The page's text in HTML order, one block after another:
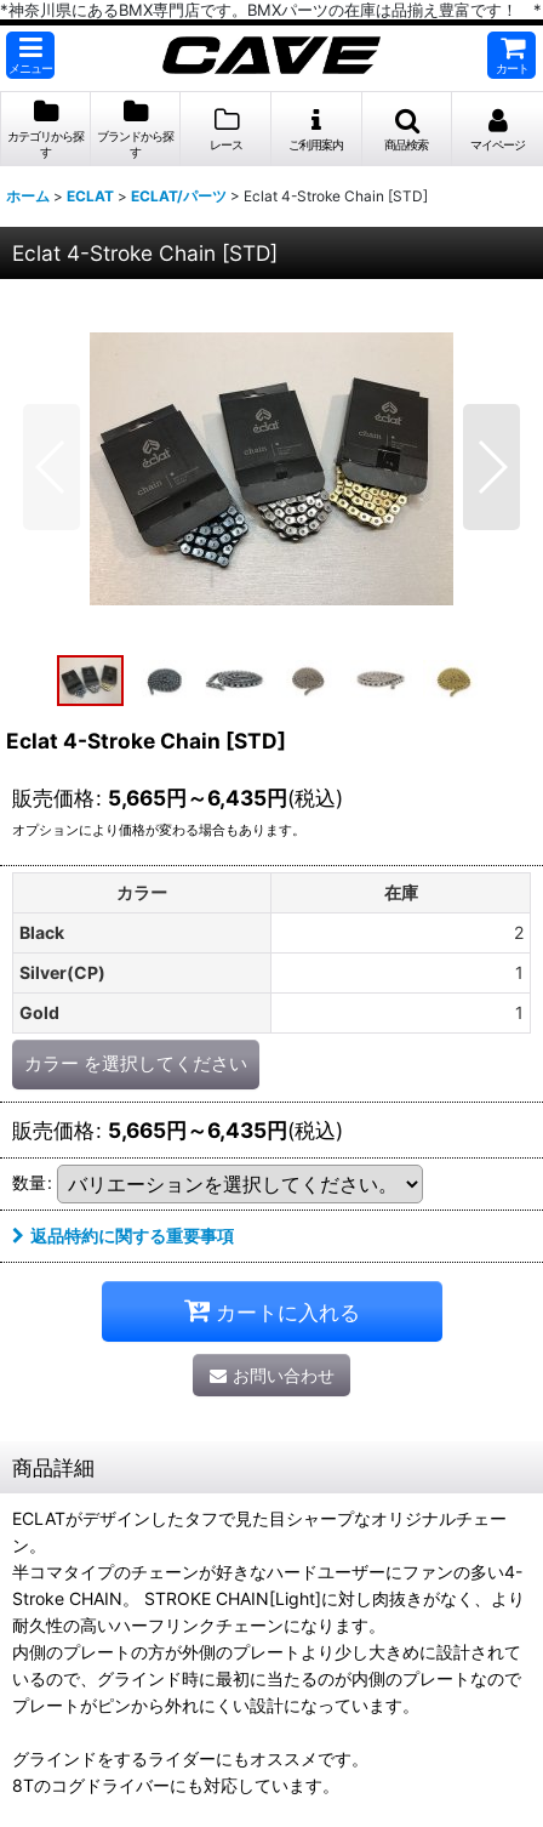
*神奈川県にあるBMX専門店です。BMXパーツの在庫は品揃え豊富です！ *
メニュー カート
カテゴリから探
す
ブランドから探
す
レース ご利用案内 商品検索 マイページ
ホーム > ECLAT > ECLAT/パーツ > Eclat 4-Stroke Chain [STD]
Eclat 4-Stroke Chain [STD]
Eclat 4-Stroke Chain [STD]
販売価格: 5,665円～6,435円(税込)
オプションにより価格が変わる場合もあります。
カラー
在庫
Black
2
Silver(CP)
1
Gold
1
カラー を選択してください
販売価格: 5,665円～6,435円(税込)
数量:
返品特約に関する重要事項
カートに入れる
お問い合わせ
商品詳細
ECLATがデザインしたタフで見た目シャープなオリジナルチェー
ン。
半コマタイプのチェーンが好きなハードユーザーにファンの多い4-
Stroke CHAIN。 STROKE CHAIN[Light]に対し肉抜きがなく、より
耐久性の高いハーフリンクチェーンになります。
内側のプレートの方が外側のプレートより少し大きめに設計されて
いるので、グラインド時に最初に当たるのが内側のプレートなので
プレートがピンから外れにくい設計になっています。
グラインドをするライダーにもオススメです。
8Tのコグドライバーにも対応しています。